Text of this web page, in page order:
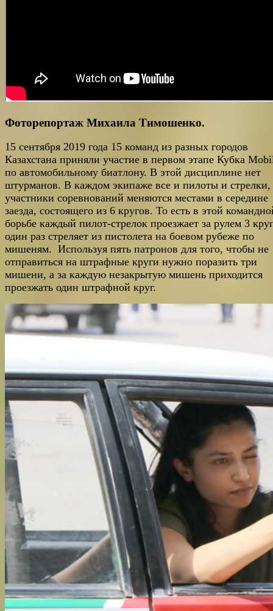
Фоторепортаж Михаила Тимошенко.
15 сентября 2019 года 15 команд из разных городов
Казахстана приняли участие в первом этапе Кубка
по автомобильному биатлону. В этой дисциплине нет
штурманов. В каждом экипаже все и пилоты и стрелки,
участники соревнований меняются местами в середине
заезда, состоящего из 6 кругов. То есть в этой
борьбе каждый пилот-стрелок проезжает за рулем 3
один раз стреляет из пистолета на боевом рубеже по
мишеням. Используя пять патронов для того, чтобы не
отправиться на штрафные круги нужно поразить три
мишени, а за каждую незакрытую мишень приходится
проезжать один штрафной круг.